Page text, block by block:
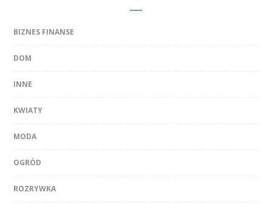
BIZNES FINANSE
DOM
INNE
KWIATY
MODA
OGRÓD
ROZRYWKA